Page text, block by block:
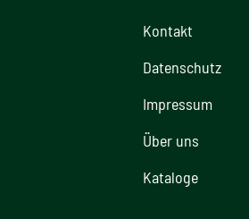
Kontakt
Datenschutz
Impressum
Über uns
Kataloge